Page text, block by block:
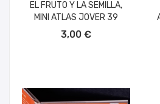
EL FRUTO Y LA SEMILLA,
MINI ATLAS JOVER 39
3,00 €